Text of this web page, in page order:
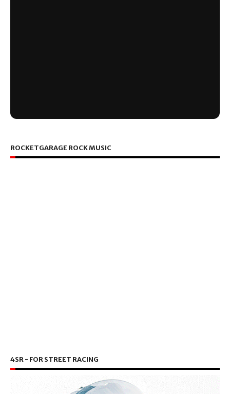
ROCKETGARAGE ROCK MUSIC
4SR - FOR STREET RACING